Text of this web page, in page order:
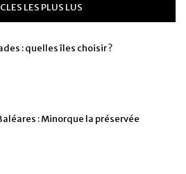
LES PLUS LUS
: quelles îles choisir ?
: Minorque la préservée